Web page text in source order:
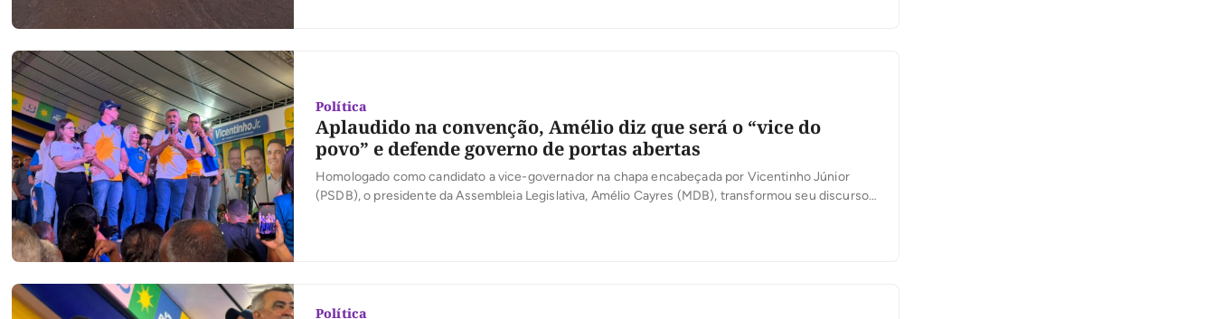
Política
Aplaudido na convenção, Amélio diz que será o “vice do
povo” e defende governo de portas abertas
Homologado como candidato a vice-governador na chapa encabeçada por Vicentinho Júnior
(PSDB), o presidente da Assembleia Legislativa, Amélio Cayres (MDB), transformou seu discurso
Política